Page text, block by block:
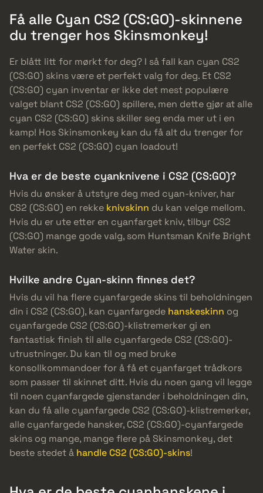
Få alle Cyan CS2 (CS:GO)-skinnene
du trenger hos Skinsmonkey!
Er blått litt for mørkt for deg? I så fall kan cyan CS2
(CS:GO) skins være et perfekt valg for deg. Et CS2
(CS:GO) cyan inventar er ikke det mest populære
valget blant CS2 (CS:GO) spillere, men dette gjør at alle
cyan CS2 (CS:GO) skins skiller seg enda mer ut i en
kamp! Hos Skinsmonkey kan du få alt du trenger for
en perfekt CS2 (CS:GO) cyan loadout!
Hva er de beste cyanknivene i CS2 (CS:GO)?
Hvis du ønsker å utstyre deg med cyan-kniver, har
CS2 (CS:GO) en rekke knivskinn du kan velge mellom.
Hvis du er ute etter en cyanfarget kniv, tilbyr CS2
(CS:GO) mange gode valg, som Huntsman Knife Bright
Water skin.
Hvilke andre Cyan-skinn finnes det?
Hvis du vil ha flere cyanfargede skins til beholdningen
din i CS2 (CS:GO), kan cyanfargede hanskeskinn og
cyanfargede CS2 (CS:GO)-klistremerker gi en
fantastisk finish til alle cyanfargede CS2 (CS:GO)-
utrustninger. Du kan til og med bruke
konsollkommandoer for å få et cyanfarget trådkors
som passer til skinnet ditt. Hvis du noen gang vil legge
til noen cyanfargede gjenstander i beholdningen din,
kan du få alle cyanfargede CS2 (CS:GO)-klistremerker,
alle cyanfargede hansker, CS2 (CS:GO)-cyanfargede
skins og mange, mange flere på Skinsmonkey, det
beste stedet å handle CS2 (CS:GO)-skins!